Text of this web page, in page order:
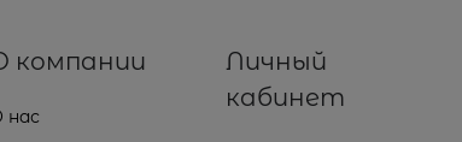
компании
нас
Личный
кабинет